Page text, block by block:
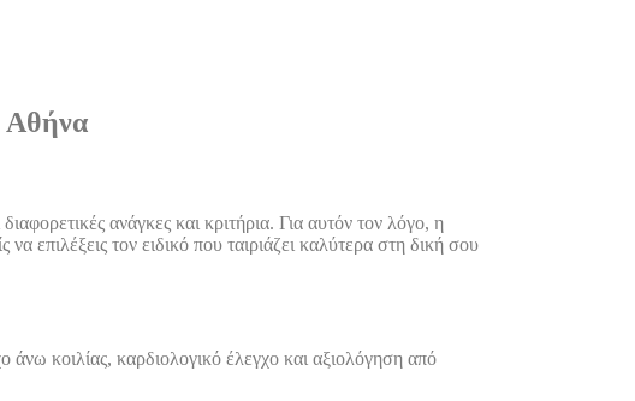
Αθήνα
ανάγκες και κριτήρια. Για αυτόν τον λόγο, η
να επιλέξεις τον ειδικό που ταιριάζει καλύτερα στη δική σου
άνω κοιλίας, καρδιολογικό έλεγχο και αξιολόγηση από